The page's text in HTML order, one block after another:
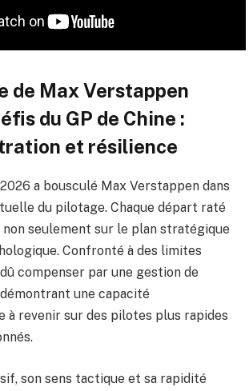
de Max Verstappen
du GP de Chine :
et résilience
a bousculé Max Verstappen dans
du pilotage. Chaque départ raté
seulement sur le plan stratégique
Confronté à des limites
compenser par une gestion de
une capacité
à revenir sur des pilotes plus rapides
son sens tactique et sa rapidité